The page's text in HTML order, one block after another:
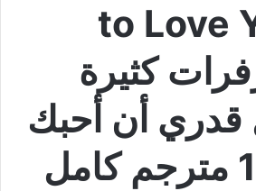
to Love
كثيرة
أن أحبك
الحلقة 1 مترجم كامل